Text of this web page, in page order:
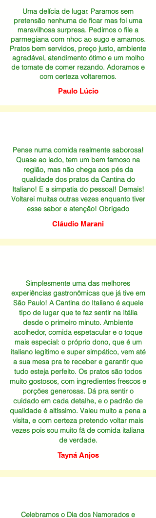
Uma delícia de lugar. Paramos sem
pretensão nenhuma de ficar mas foi uma
maravilhosa surpresa. Pedimos o file a
parmegiana com nhoc ao sugo e amamos.
Pratos bem servidos, preço justo, ambiente
agradável, atendimento ótimo e um molho
de tomate de comer rezando. Adoramos e
com certeza voltaremos.
Paulo Lúcio
Pense numa comida realmente saborosa!
Quase ao lado, tem um bem famoso na
região, mas não chega aos pés da
qualidade dos pratos da Cantina do
Italiano! E a simpatia do pessoal! Demais!
Voltarei muitas outras vezes enquanto tiver
esse sabor e atenção! Obrigado
Cláudio Marani
Simplesmente uma das melhores
experiências gastronômicas que já tive em
São Paulo! A Cantina do Italiano é aquele
tipo de lugar que te faz sentir na Itália
desde o primeiro minuto. Ambiente
acolhedor, comida espetacular e o toque
mais especial: o próprio dono, que é um
italiano legítimo e super simpático, vem até
a sua mesa pra te receber e garantir que
tudo esteja perfeito. Os pratos são todos
muito gostosos, com ingredientes frescos e
porções generosas. Dá pra sentir o
cuidado em cada detalhe, e o padrão de
qualidade é altíssimo. Valeu muito a pena a
visita, e com certeza pretendo voltar mais
vezes pois sou muito fã de comida italiana
de verdade.
Tayná Anjos
Celebramos o Dia dos Namorados e